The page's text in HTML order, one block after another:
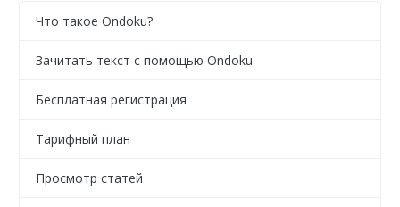
Что такое Ondoku?
Зачитать текст с помощью Ondoku
Бесплатная регистрация
Тарифный план
Просмотр статей